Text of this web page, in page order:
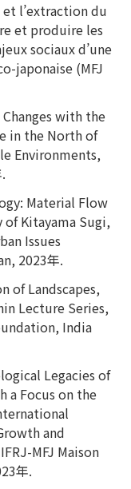
et l’extraction du
et produire les
sociaux d’une
japonaise (MFJ
with the
in the North of
Environments,
Material Flow
Kitayama Sugi,
Issues
2023年.
of Landscapes,
Lecture Series,
India
Legacies of
a Focus on the
and
MFJ Maison
年.